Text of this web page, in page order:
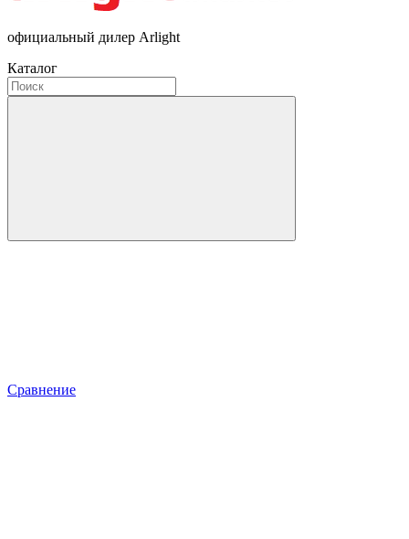
официальный дилер Arlight
Каталог
Сравнение